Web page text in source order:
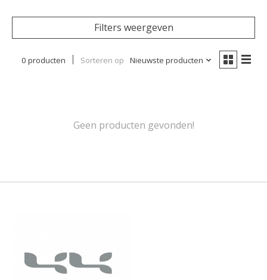
Filters weergeven
0 producten Sorteren op Nieuwste producten
Geen producten gevonden!